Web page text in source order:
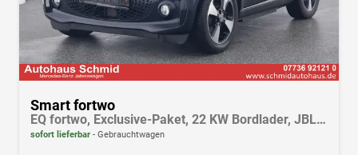
Smart fortwo
EQ fortwo, Exclusive-Paket, 22 KW Bordlader, JBL Soundsystem, Ladekabel-Paket,
sofort lieferbar Gebrauchtwagen